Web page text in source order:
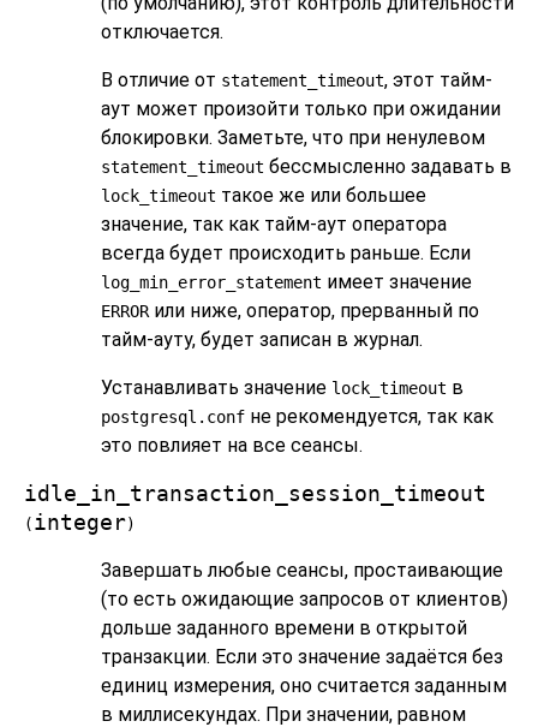
отключается.
В отличие от statement_timeout, этот тайм-
аут может произойти только при ожидании
блокировки. Заметьте, что при ненулевом
statement_timeout бессмысленно задавать в
lock_timeout такое же или большее
значение, так как тайм-аут оператора
всегда будет происходить раньше. Если
log_min_error_statement имеет значение
ERROR или ниже, оператор, прерванный по
тайм-ауту, будет записан в журнал.
Устанавливать значение lock_timeout в
postgresql.conf не рекомендуется, так как
это повлияет на все сеансы.
idle_in_transaction_session_timeout
( integer)
Завершать любые сеансы, простаивающие
(то есть ожидающие запросов от клиентов)
дольше заданного времени в открытой
транзакции. Если это значение задаётся без
единиц измерения, оно считается заданным
в миллисекундах. При значении, равном